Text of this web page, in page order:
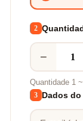
2
−
Quantidade 1
3 Dados